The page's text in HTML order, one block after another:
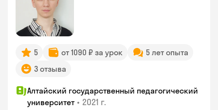
5 от 1090 ₽ за урок
5 лет опыта
3 отзыва
Алтайский государственный педагогический
университет • 2021 г.